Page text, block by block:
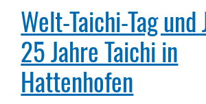
Welt-Taichi-Tag
25 Jahre Taichi in
Hattenhofen